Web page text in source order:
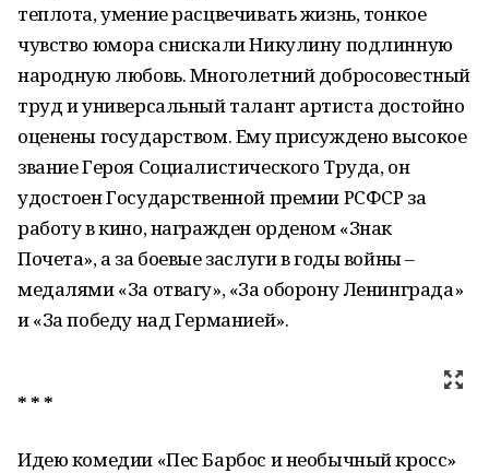
теплота, умение расцвечивать жизнь, тонкое
чувство юмора снискали Никулину подлинную
народную любовь. Многолетний добросовестный
труд и универсальный талант артиста достойно
оценены государством. Ему присуждено высокое
звание Героя Социалистического Труда, он
удостоен Государственной премии РСФСР за
работу в кино, награжден орденом «Знак
Почета», а за боевые заслуги в годы войны –
медалями «За отвагу», «За оборону Ленинграда»
и «За победу над Германией».
* * *
Идею комедии «Пес Барбос и необычный кросс»